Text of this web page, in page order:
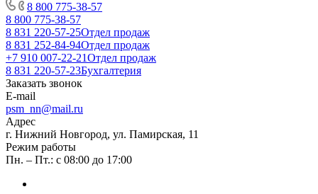
8 800 775-38-57
8 800 775-38-57
8 831 220-57-25Отдел продаж
8 831 252-84-94Отдел продаж
+7 910 007-22-21Отдел продаж
8 831 220-57-23Бухгалтерия
Заказать звонок
E-mail
psm_nn@mail.ru
Адрес
г. Нижний Новгород, ул. Памирская, 11
Режим работы
Пн. – Пт.: с 08:00 до 17:00